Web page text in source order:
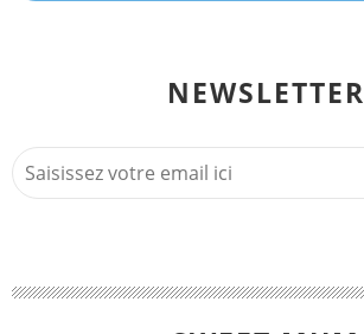
NEWSLETTER